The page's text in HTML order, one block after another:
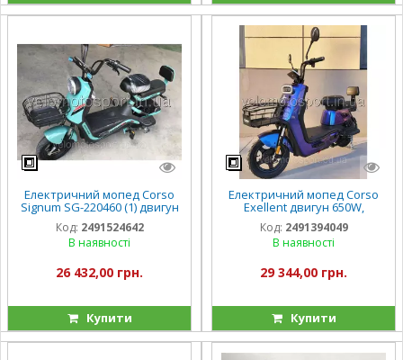
Електричний мопед Corso
Signum SG-220460 (1) двигун
500W, акумулятор 60V/20Ah,
в коробці
Код: 2491524642
В наявності
26 432,00 грн.
Купити
Електричний мопед Corso
Exellent двигун 650W,
акумулятор 72V/20Ah
Код: 2491394049
В наявності
29 344,00 грн.
Купити